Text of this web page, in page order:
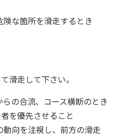
な箇所を滑走するとき
滑走して下さい。
の合流、コース横断のとき
を優先させること
向を注視し、前方の滑走